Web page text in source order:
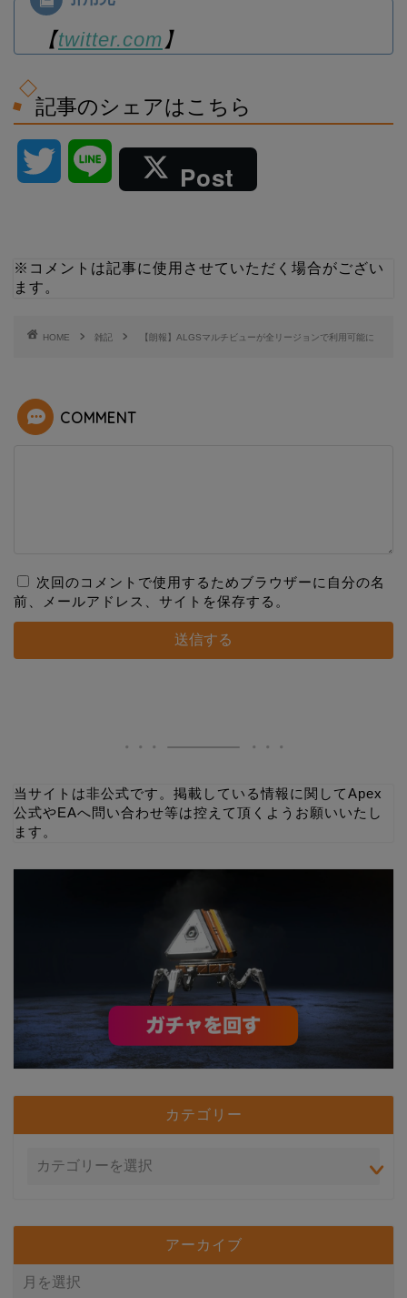
【twitter.com 】
記事のシェアはこちら
t
r
Post
※コメントは記事に使用させていただく場合がござい
ます。
HOME 雑記 【朗報】ALGSマルチビューが全リージョンで利用可能に
COMMENT
次回のコメントで使用するためブラウザーに自分の名
前、メールアドレス、サイトを保存する。
当サイトは非公式です。掲載している情報に関してApex
公式やEAへ問い合わせ等は控えて頂くようお願いいたし
ます。
カテゴリー
アーカイブ